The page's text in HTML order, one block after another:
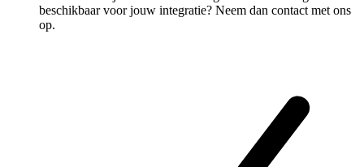
beschikbaar voor jouw integratie? Neem dan contact met ons
op.